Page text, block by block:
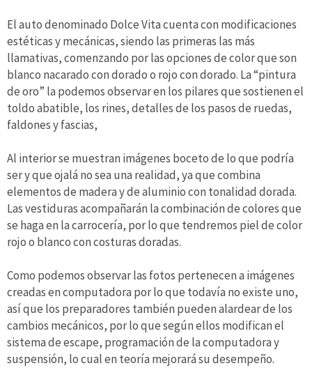
El auto denominado Dolce Vita cuenta con modificaciones
estéticas y mecánicas, siendo las primeras las más
llamativas, comenzando por las opciones de color que son
blanco nacarado con dorado o rojo con dorado. La “pintura
de oro” la podemos observar en los pilares que sostienen el
toldo abatible, los rines, detalles de los pasos de ruedas,
faldones y fascias,
Al interior se muestran imágenes boceto de lo que podría
ser y que ojalá no sea una realidad, ya que combina
elementos de madera y de aluminio con tonalidad dorada.
Las vestiduras acompañarán la combinación de colores que
se haga en la carrocería, por lo que tendremos piel de color
rojo o blanco con costuras doradas.
Como podemos observar las fotos pertenecen a imágenes
creadas en computadora por lo que todavía no existe uno,
así que los preparadores también pueden alardear de los
cambios mecánicos, por lo que según ellos modifican el
sistema de escape, programación de la computadora y
suspensión, lo cual en teoría mejorará su desempeño.